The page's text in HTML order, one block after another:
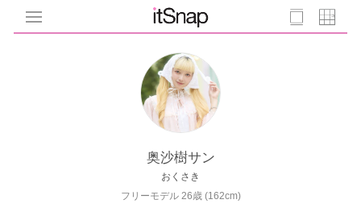
奥沙樹サン
おくさき
フリーモデル 26歳 (162cm)